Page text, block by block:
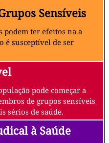
Sensíveis
podem ter efeitos na a
é susceptível de ser
pode começar a
de grupos sensíveis
sérios de saúde.
à Saúde